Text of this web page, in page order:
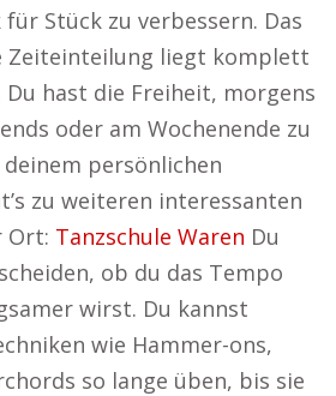
Stück zu verbessern. Das
Zeiteinteilung liegt komplett
Du hast die Freiheit, morgens
oder am Wochenende zu
persönlichen
zu weiteren interessanten
Ort: Tanzschule Waren Du
ob du das Tempo
wirst. Du kannst
wie Hammer-ons,
so lange üben, bis sie